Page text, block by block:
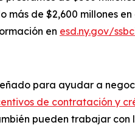
de $2,600 millones
en esd.ny.gov/
para ayudar a
de contratación y
pueden trabajar con